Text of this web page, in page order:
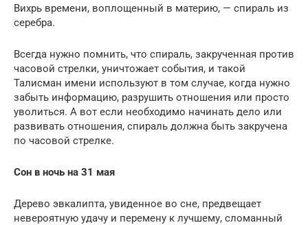
Вихрь времени, воплощенный в материю, — спираль из
серебра.
Всегда нужно помнить, что спираль, закрученная против
часовой стрелки, уничтожает события, и такой
Талисман имени используют в том случае, когда нужно
забыть информацию, разрушить отношения или просто
уволиться. А вот если необходимо начинать дело или
развивать отношения, спираль должна быть закручена
по часовой стрелке.
Сон в ночь на 31 мая
Дерево эвкалипта, увиденное во сне, предвещает
невероятную удачу и перемену к лучшему, сломанный